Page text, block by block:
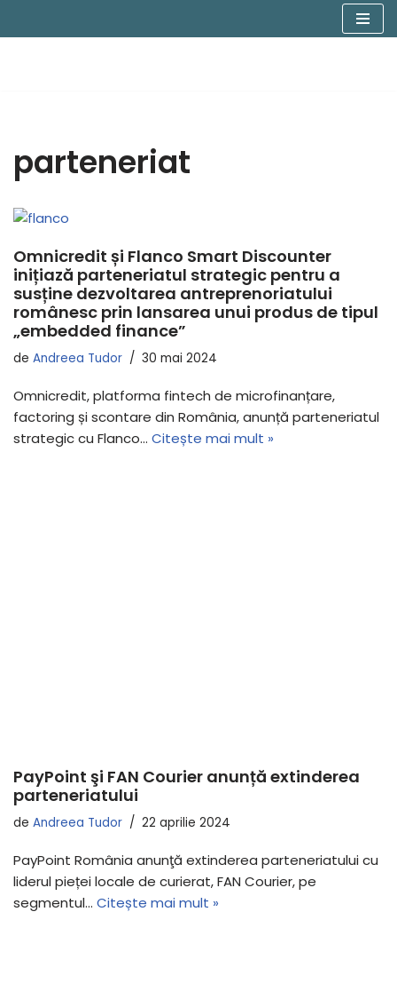
parteneriat
Omnicredit și Flanco Smart Discounter
inițiază parteneriatul strategic pentru a
susține dezvoltarea antreprenoriatului
românesc prin lansarea unui produs de tipul
„embedded finance”
de Andreea Tudor 30 mai 2024
Omnicredit, platforma fintech de microfinanțare,
factoring și scontare din România, anunță parteneriatul
strategic cu Flanco… Citește mai mult »
PayPoint şi FAN Courier anunță extinderea
parteneriatului
de Andreea Tudor 22 aprilie 2024
PayPoint România anunţă extinderea parteneriatului cu
liderul pieței locale de curierat, FAN Courier, pe
segmentul… Citește mai mult »